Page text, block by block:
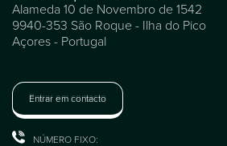
Alameda 10 de Novembro de 1542
9940-353 São Roque - Ilha do Pico
Açores - Portugal
Entrar em contacto
NÚMERO FIXO: